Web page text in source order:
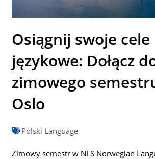
Osiągnij swoje cele
językowe: Dołącz
zimowego
Oslo
Polski Language
Zimowy semestr w NLS Norwegian